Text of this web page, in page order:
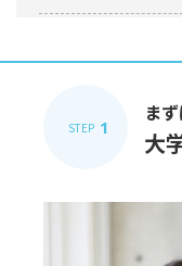
STEP 1
ま
大